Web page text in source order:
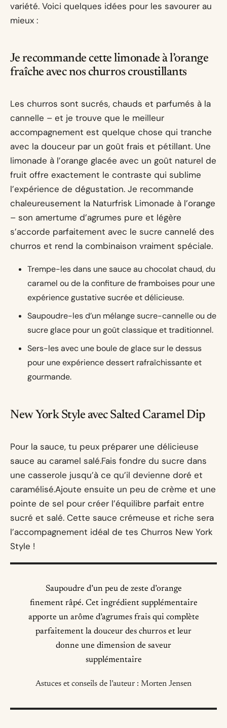
variété. Voici quelques idées pour les savourer au
mieux :
Je recommande cette limonade à l’orange
fraîche avec nos churros croustillants
Les churros sont sucrés, chauds et parfumés à la
cannelle – et je trouve que le meilleur
accompagnement est quelque chose qui tranche
avec la douceur par un goût frais et pétillant. Une
limonade à l’orange glacée avec un goût naturel de
fruit offre exactement le contraste qui sublime
l’expérience de dégustation. Je recommande
chaleureusement la Naturfrisk Limonade à l’orange
– son amertume d’agrumes pure et légère
s’accorde parfaitement avec le sucre cannelé des
churros et rend la combinaison vraiment spéciale.
Trempe-les dans une sauce au chocolat chaud, du
caramel ou de la confiture de framboises pour une
expérience gustative sucrée et délicieuse.
Saupoudre-les d’un mélange sucre-cannelle ou de
sucre glace pour un goût classique et traditionnel.
Sers-les avec une boule de glace sur le dessus
pour une expérience dessert rafraîchissante et
gourmande.
New York Style avec Salted Caramel Dip
Pour la sauce, tu peux préparer une délicieuse
sauce au caramel salé.Fais fondre du sucre dans
une casserole jusqu’à ce qu’il devienne doré et
caramélisé.Ajoute ensuite un peu de crème et une
pointe de sel pour créer l’équilibre parfait entre
sucré et salé. Cette sauce crémeuse et riche sera
l’accompagnement idéal de tes Churros New York
Style !
Saupoudre d’un peu de zeste d’orange
finement râpé. Cet ingrédient supplémentaire
apporte un arôme d’agrumes frais qui complète
parfaitement la douceur des churros et leur
donne une dimension de saveur
supplémentaire
Astuces et conseils de l’auteur : Morten Jensen